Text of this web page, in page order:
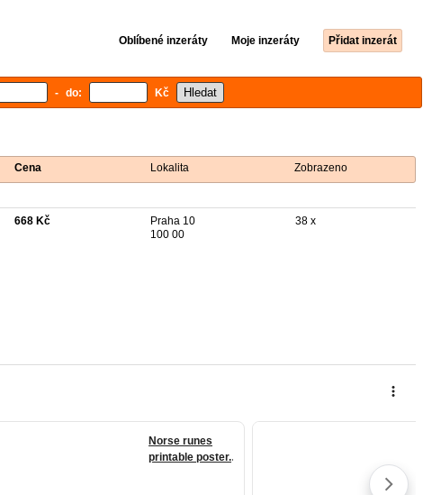
Oblíbené inzeráty Moje inzeráty Přidat inzerát
- do: Kč
Cena Lokalita Zobrazeno
668 Kč
Praha 10
100 00
38 x